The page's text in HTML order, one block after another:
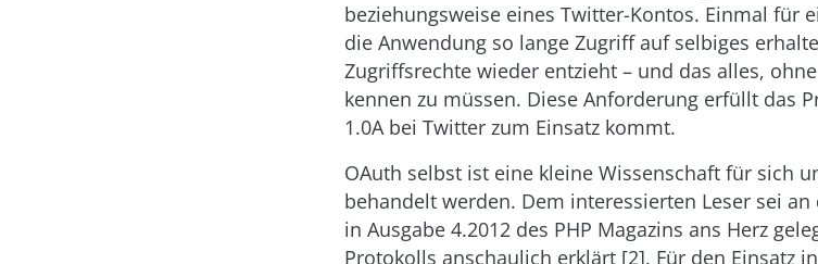
beziehungsweise eines Twitter-Kontos. Einmal für
die Anwendung so lange Zugriff auf selbiges
Zugriffsrechte wieder entzieht – und das alles,
kennen zu müssen. Diese Anforderung erfüllt das
1.0A bei Twitter zum Einsatz kommt.
OAuth selbst ist eine kleine Wissenschaft für sich
behandelt werden. Dem interessierten Leser sei
in Ausgabe 4.2012 des PHP Magazins ans Herz
Protokolls anschaulich erklärt [2]. Für den Einsatz